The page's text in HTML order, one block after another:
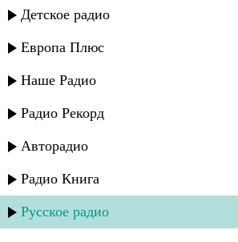
Детское радио
Европа Плюс
Наше Радио
Радио Рекорд
Авторадио
Радио Книга
Русское радио
Рагимат Гаджиева - Суна чан
Рагимат Гаджиева -
Лариса Гаджиева - Не для
Джамиля Джамалодинова - Не
Джамиля Джамалодинова -